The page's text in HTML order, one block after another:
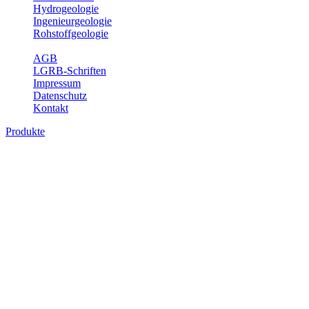
Hydrogeologie
Ingenieurgeologie
Rohstoffgeologie
AGB
LGRB-Schriften
Impressum
Datenschutz
Kontakt
Produkte